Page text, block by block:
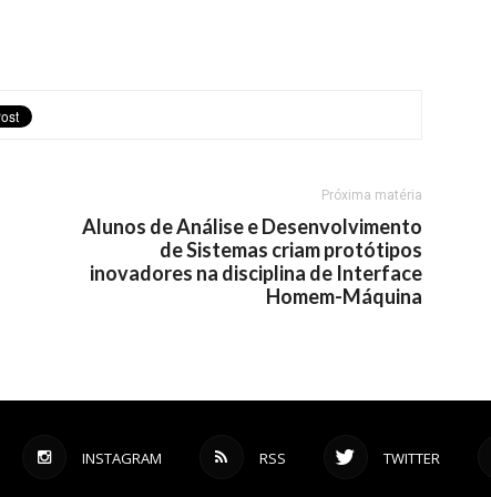
Próxima matéria
Alunos de Análise e Desenvolvimento
de Sistemas criam protótipos
inovadores na disciplina de Interface
Homem-Máquina
INSTAGRAM RSS TWITTER